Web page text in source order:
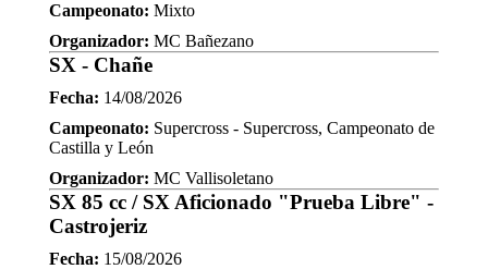
Campeonato: Mixto
Organizador: MC Bañezano
SX - Chañe
Fecha: 14/08/2026
Campeonato: Supercross - Supercross, Campeonato de
Castilla y León
Organizador: MC Vallisoletano
SX 85 cc / SX Aficionado "Prueba Libre" -
Castrojeriz
Fecha: 15/08/2026